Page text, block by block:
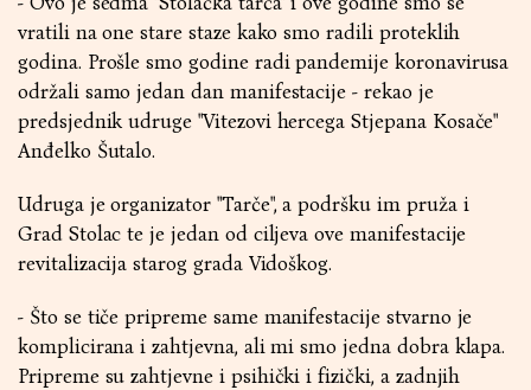
vratili na one stare staze kako smo radili proteklih
godina. Prošle smo godine radi pandemije koronavirusa
održali samo jedan dan manifestacije - rekao je
predsjednik udruge "Vitezovi hercega Stjepana Kosače"
Anđelko Šutalo.
Udruga je organizator "Tarče", a podršku im pruža i
Grad Stolac te je jedan od ciljeva ove manifestacije
revitalizacija starog grada Vidoškog.
- Što se tiče pripreme same manifestacije stvarno je
komplicirana i zahtjevna, ali mi smo jedna dobra klapa.
Pripreme su zahtjevne i psihički i fizički, a zadnjih